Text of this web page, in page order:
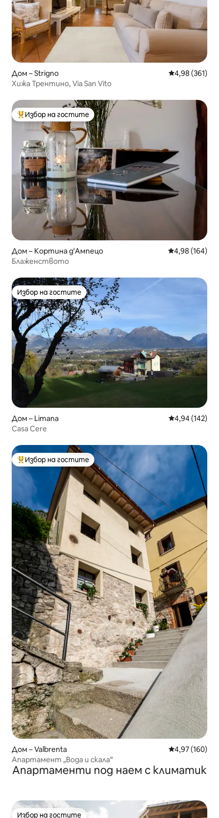
Дом – Strigno Средна
4,98 (361)
Хижа Трентино, Via San Vito
Най-популярен избор на гостите
Избор на гостите
Дом – Кортина д'Ампецо Средна
4,98 (164)
Блаженството
Избор на гостите
Избор на гостите
Дом – Limana Средна
4,94 (142)
Casa Cere
Най-популярен избор на гостите
Избор на гостите
Дом – Valbrenta Средна
4,97 (160)
Апартамент „Вода и скала“
Апартаменти под наем с климатик
Избор на гостите